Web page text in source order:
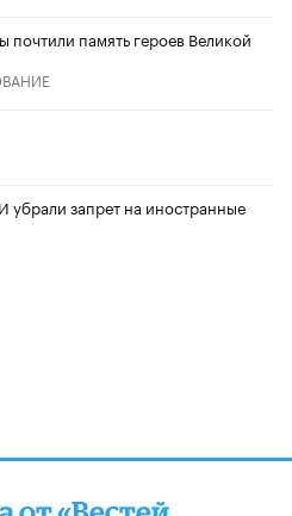
память героев Великой
убрали запрет на иностранные